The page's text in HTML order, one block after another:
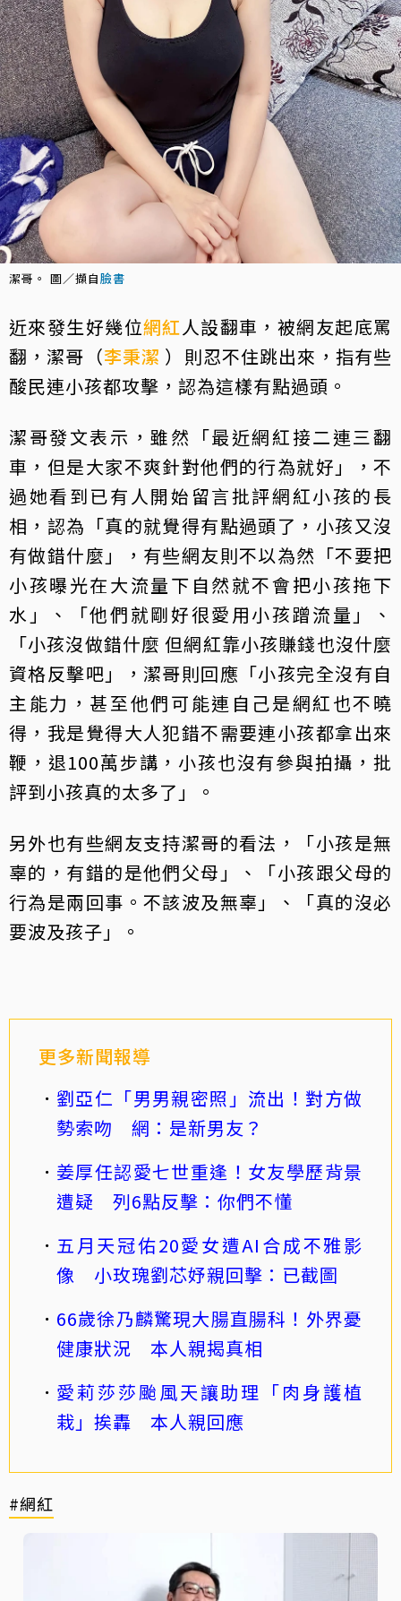
潔哥。 圖／擷自臉書
近來發生好幾位網紅人設翻車，被網友起底罵
翻，潔哥（李秉潔 ）則忍不住跳出來，指有些
酸民連小孩都攻擊，認為這樣有點過頭。
潔哥發文表示，雖然「最近網紅接二連三翻
車，但是大家不爽針對他們的行為就好」，不
過她看到已有人開始留言批評網紅小孩的長
相，認為「真的就覺得有點過頭了，小孩又沒
有做錯什麼」，有些網友則不以為然「不要把
小孩曝光在大流量下自然就不會把小孩拖下
水」、「他們就剛好很愛用小孩蹭流量」、
「小孩沒做錯什麼 但網紅靠小孩賺錢也沒什麼
資格反擊吧」，潔哥則回應「小孩完全沒有自
主能力，甚至他們可能連自己是網紅也不曉
得，我是覺得大人犯錯不需要連小孩都拿出來
鞭，退100萬步講，小孩也沒有參與拍攝，批
評到小孩真的太多了」。
另外也有些網友支持潔哥的看法，「小孩是無
辜的，有錯的是他們父母」、「小孩跟父母的
行為是兩回事。不該波及無辜」、「真的沒必
要波及孩子」。
更多新聞報導
劉亞仁「男男親密照」流出！對方做
勢索吻 網：是新男友？
姜厚任認愛七世重逢！女友學歷背景
遭疑 列6點反擊：你們不懂
五月天冠佑20愛女遭AI合成不雅影
像 小玫瑰劉芯妤親回擊：已截圖
66歲徐乃麟驚現大腸直腸科！外界憂
健康狀況 本人親揭真相
愛莉莎莎颱風天讓助理「肉身護植
栽」挨轟 本人親回應
#網紅